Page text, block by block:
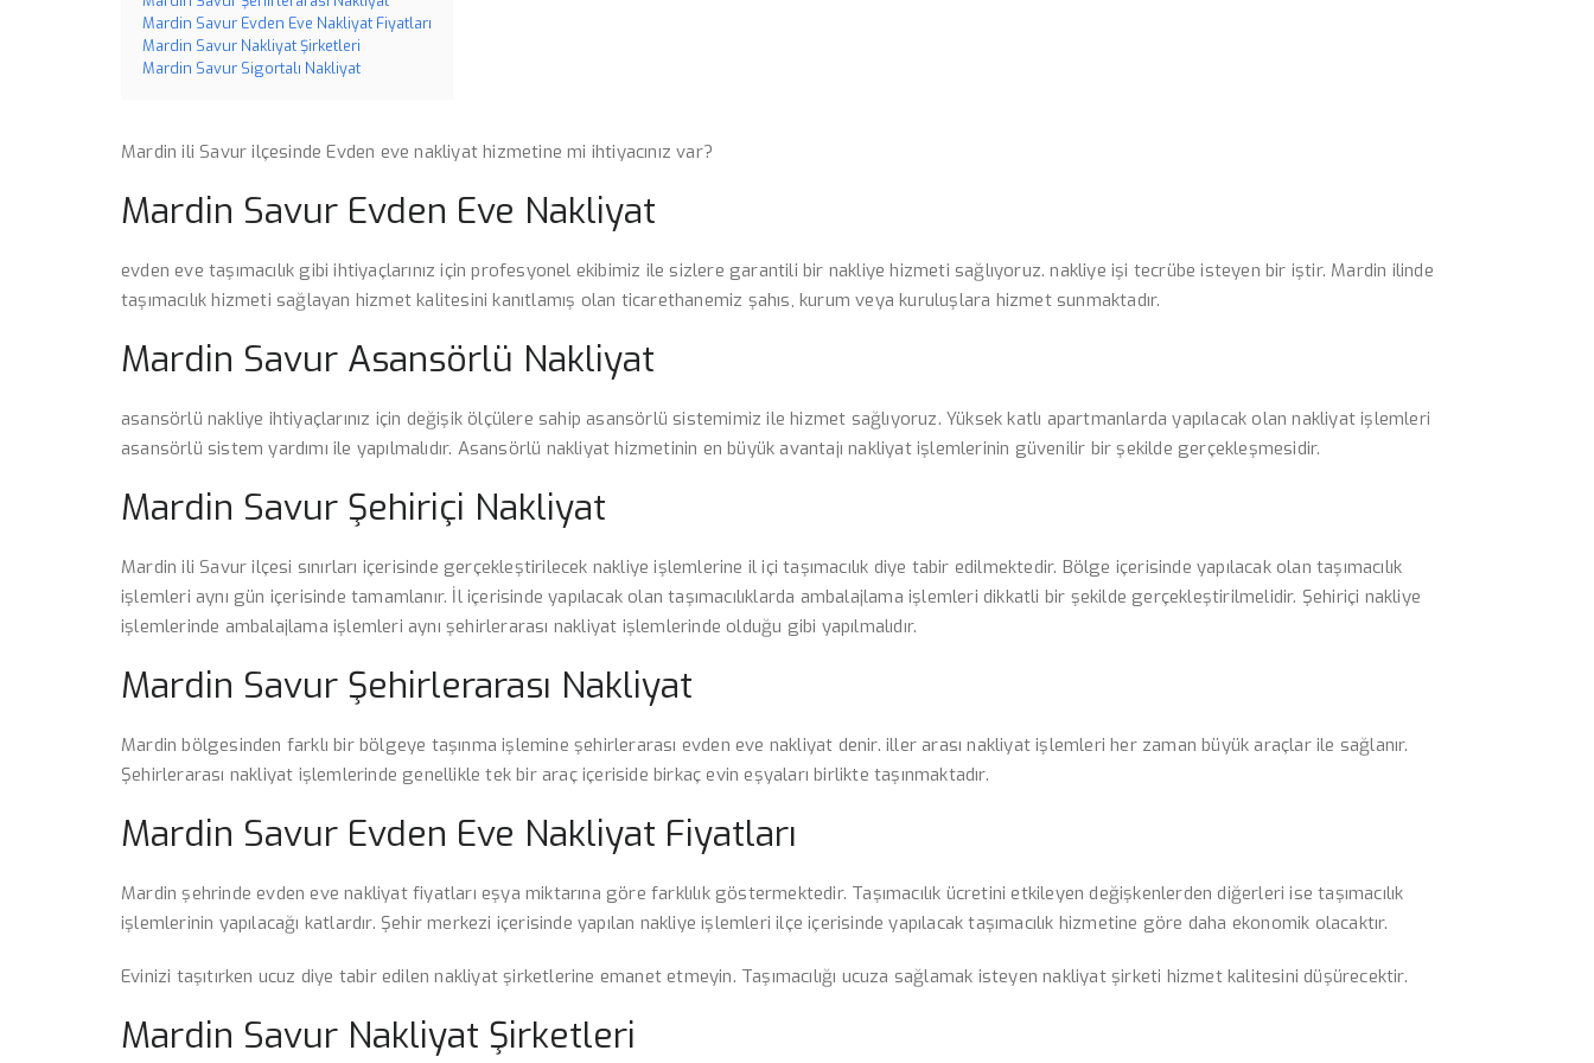
Mardin Savur Evden Eve Nakliyat Fiyatları
Mardin Savur Nakliyat Şirketleri
Mardin Savur Sigortalı Nakliyat
Mardin ili Savur ilçesinde Evden eve nakliyat hizmetine mi ihtiyacınız var?
Mardin Savur Evden Eve Nakliyat
evden eve taşımacılık gibi ihtiyaçlarınız için profesyonel ekibimiz ile sizlere garantili bir nakliye hizmeti sağlıyoruz. nakliye işi tecrübe isteyen bir iştir. Mardin ilinde
taşımacılık hizmeti sağlayan hizmet kalitesini kanıtlamış olan ticarethanemiz şahıs, kurum veya kuruluşlara hizmet sunmaktadır.
Mardin Savur Asansörlü Nakliyat
asansörlü nakliye ihtiyaçlarınız için değişik ölçülere sahip asansörlü sistemimiz ile hizmet sağlıyoruz. Yüksek katlı apartmanlarda yapılacak olan nakliyat işlemleri
asansörlü sistem yardımı ile yapılmalıdır. Asansörlü nakliyat hizmetinin en büyük avantajı nakliyat işlemlerinin güvenilir bir şekilde gerçekleşmesidir.
Mardin Savur Şehiriçi Nakliyat
Mardin ili Savur ilçesi sınırları içerisinde gerçekleştirilecek nakliye işlemlerine il içi taşımacılık diye tabir edilmektedir. Bölge içerisinde yapılacak olan taşımacılık
işlemleri aynı gün içerisinde tamamlanır. İl içerisinde yapılacak olan taşımacılıklarda ambalajlama işlemleri dikkatli bir şekilde gerçekleştirilmelidir. Şehiriçi nakliye
işlemlerinde ambalajlama işlemleri aynı şehirlerarası nakliyat işlemlerinde olduğu gibi yapılmalıdır.
Mardin Savur Şehirlerarası Nakliyat
Mardin bölgesinden farklı bir bölgeye taşınma işlemine şehirlerarası evden eve nakliyat denir. iller arası nakliyat işlemleri her zaman büyük araçlar ile sağlanır.
Şehirlerarası nakliyat işlemlerinde genellikle tek bir araç içeriside birkaç evin eşyaları birlikte taşınmaktadır.
Mardin Savur Evden Eve Nakliyat Fiyatları
Mardin şehrinde evden eve nakliyat fiyatları eşya miktarına göre farklılık göstermektedir. Taşımacılık ücretini etkileyen değişkenlerden diğerleri ise taşımacılık
işlemlerinin yapılacağı katlardır. Şehir merkezi içerisinde yapılan nakliye işlemleri ilçe içerisinde yapılacak taşımacılık hizmetine göre daha ekonomik olacaktır.
Evinizi taşıtırken ucuz diye tabir edilen nakliyat şirketlerine emanet etmeyin. Taşımacılığı ucuza sağlamak isteyen nakliyat şirketi hizmet kalitesini düşürecektir.
Mardin Savur Nakliyat Şirketleri